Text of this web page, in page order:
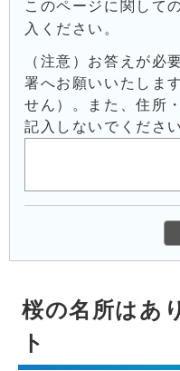
このページに関して
入ください。
（注意）お答えが必
署へお願いいたしま
せん）。また、住所
記入しないでください
桜の名所はあ
ト